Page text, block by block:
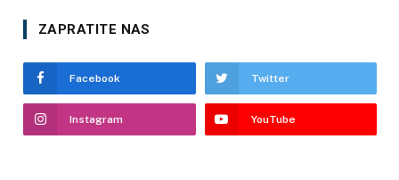
ZAPRATITE NAS
Facebook Twitter
Instagram YouTube